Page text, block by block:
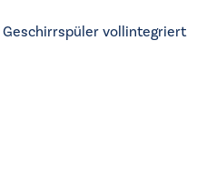
Geschirrspüler vollintegriert